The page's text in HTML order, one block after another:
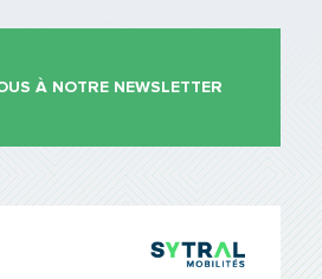
À NOTRE NEWSLETTER